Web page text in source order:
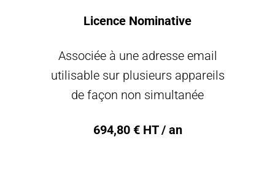
Licence Nominative
Associée à une adresse email
utilisable sur plusieurs appareils
de façon non simultanée
694,80 € HT / an